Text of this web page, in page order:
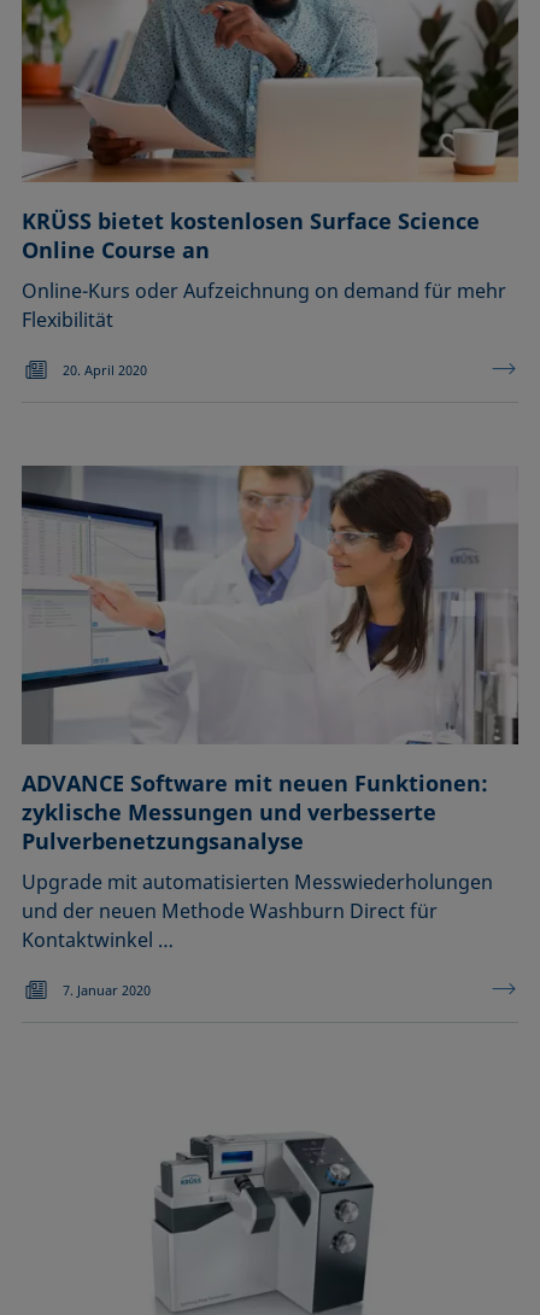
KRÜSS bietet kostenlosen Surface Science
Online Course an
Online-Kurs oder Aufzeichnung on demand für mehr
Flexibilität
20. April 2020
ADVANCE Software mit neuen Funktionen:
zyklische Messungen und verbesserte
Pulverbenetzungsanalyse
Upgrade mit automatisierten Messwiederholungen
und der neuen Methode Washburn Direct für
Kontaktwinkel …
7. Januar 2020